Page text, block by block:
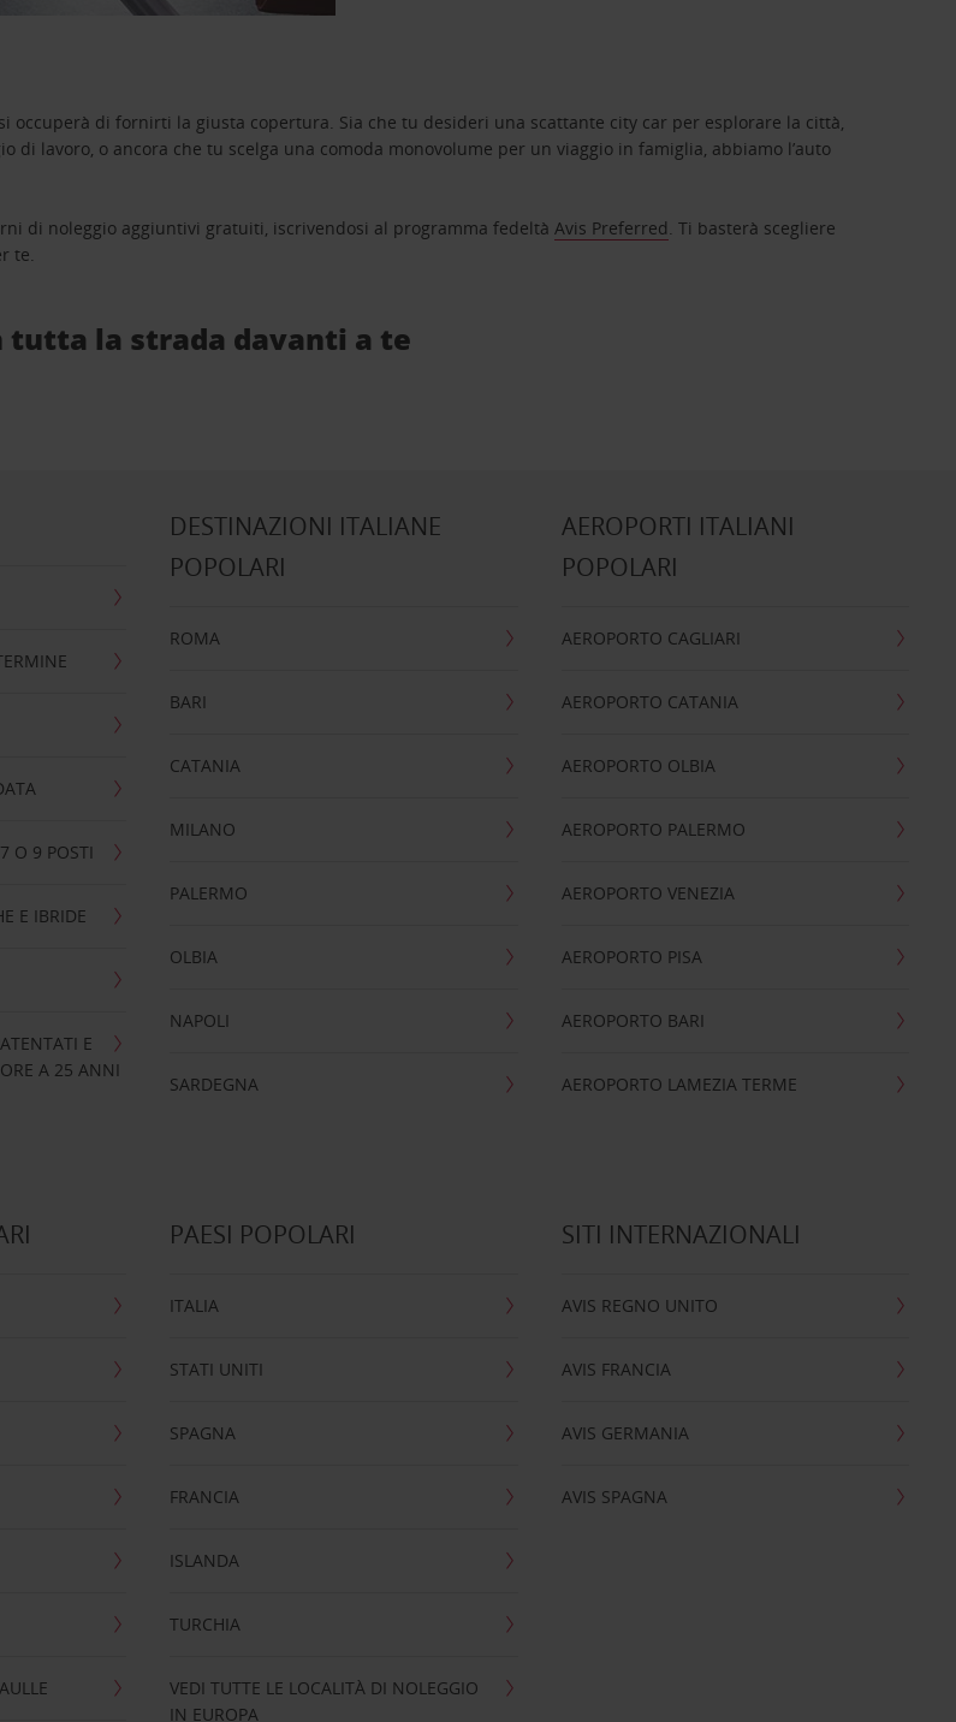
di fornirti la giusta copertura. Sia che tu desideri una scattante city car per esplorare la città,
lavoro, o ancora che tu scelga una comoda monovolume per un viaggio in famiglia, abbiamo l’auto
di noleggio aggiuntivi gratuiti, iscrivendosi al programma fedeltàAvis Preferred. Ti basterà scegliere
te.
tutta la strada davanti a te
O 9 POSTI
E IBRIDE
E
A 25 ANNI
DESTINAZIONI ITALIANE
POPOLARI
ROMA
BARI
CATANIA
MILANO
PALERMO
OLBIA
NAPOLI
SARDEGNA
AEROPORTI ITALIANI
POPOLARI
AEROPORTO CAGLIARI
AEROPORTO CATANIA
AEROPORTO OLBIA
AEROPORTO PALERMO
AEROPORTO VENEZIA
AEROPORTO PISA
AEROPORTO BARI
AEROPORTO LAMEZIA TERME
PAESI POPOLARI
ITALIA
STATI UNITI
SPAGNA
FRANCIA
ISLANDA
TURCHIA
VEDI TUTTE LE LOCALITÀ DI NOLEGGIO
IN EUROPA
SITI INTERNAZIONALI
AVIS REGNO UNITO
AVIS FRANCIA
AVIS GERMANIA
AVIS SPAGNA